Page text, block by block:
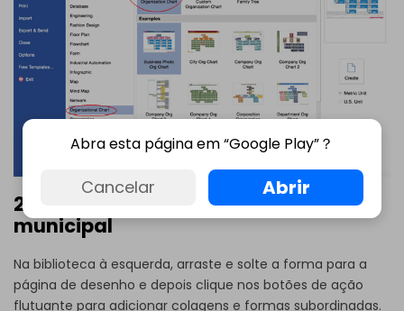
2. Adicione formas ao organograma
municipal
Na biblioteca à esquerda, arraste e solte a forma para a
página de desenho e depois clique nos botões de ação
flutuante para adicionar colagens e formas subordinadas.
Abra esta página em “Google Play”？
Cancelar Abrir